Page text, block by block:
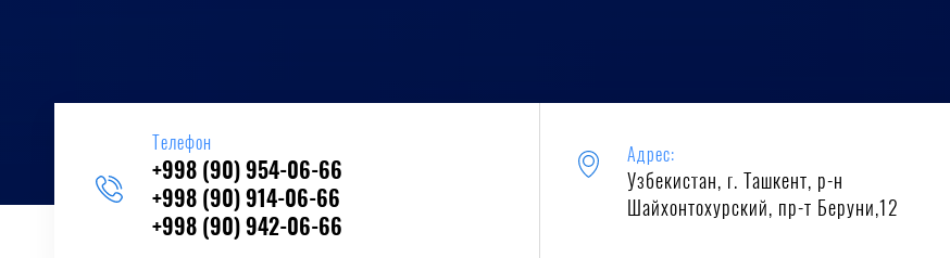
Телефон
+998 (90) 954-06-66
+998 (90) 914-06-66
+998 (90) 942-06-66
Адрес:
Узбекистан, г. Ташкент, р-н
Шайхонтохурский, пр-т Беруни,12